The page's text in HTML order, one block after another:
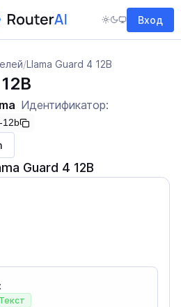
Вход
/Llama Guard 4 12B
Идентификатор:
12b
Guard 4 12B
Текст